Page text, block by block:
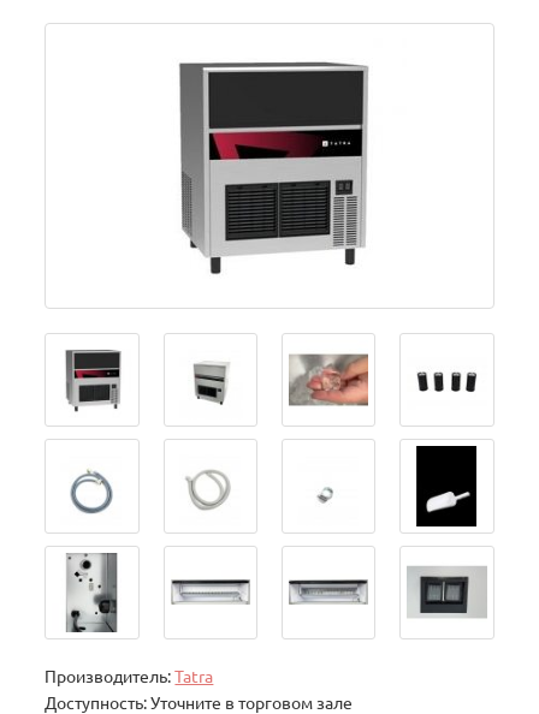
Производитель:Tatra
Доступность: Уточните в торговом зале